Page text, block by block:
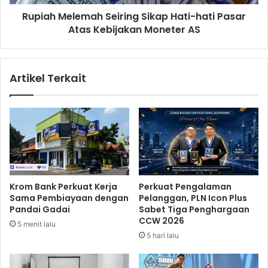
i
I
i
t
i
p
J
a
b
a
t
n
l
e
n
g
S
i
a
p
a
i
Rupiah Melemah Seiring Sikap Hati-hati Pasar
Atas Kebijakan Moneter AS
Artikel Terkait
Krom Bank Perkuat Kerja
Sama Pembiayaan dengan
Pandai Gadai
5 menit lalu
Perkuat Pengalaman
Pelanggan, PLN Icon Plus
Sabet Tiga Penghargaan
CCW 2026
5 hari lalu